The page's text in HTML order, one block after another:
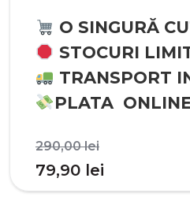
O SINGURĂ
STOCURI
TRANSPORT
PLATA
290,00leiPrețul
inițial
a
79,90 lei
curent